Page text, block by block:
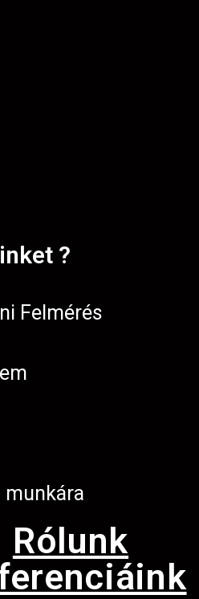
?
Felmérés
munkára
Rólunk